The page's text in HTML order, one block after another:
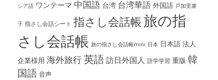
シア語 ワンテーマ 中国語 台湾 台湾華語 外国語 戸加里康
子 指さし会話シート 指さし会話帳旅の指
さし会話帳 旅の指さし会話帳mini 日本 日本語 法人
企業様用 海外旅行英語訪日外国人 語学学習 重版 韓
国語 音声